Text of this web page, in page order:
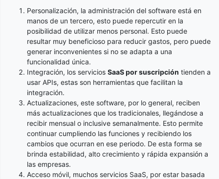
Personalización, la administración del software está en
manos de un tercero, esto puede repercutir en la
posibilidad de utilizar menos personal. Esto puede
resultar muy beneficioso para reducir gastos, pero puede
generar inconvenientes si no se adapta a una
funcionalidad única.
Integración, los servicios SaaS por suscripción tienden a
usar APIs, estas son herramientas que facilitan la
integración.
Actualizaciones, este software, por lo general, reciben
más actualizaciones que los tradicionales, llegándose a
recibir mensual o inclusive semanalmente. Esto permite
continuar cumpliendo las funciones y recibiendo los
cambios que ocurran en ese periodo. De esta forma se
brinda estabilidad, alto crecimiento y rápida expansión a
las empresas.
Acceso móvil, muchos servicios SaaS, por estar basada